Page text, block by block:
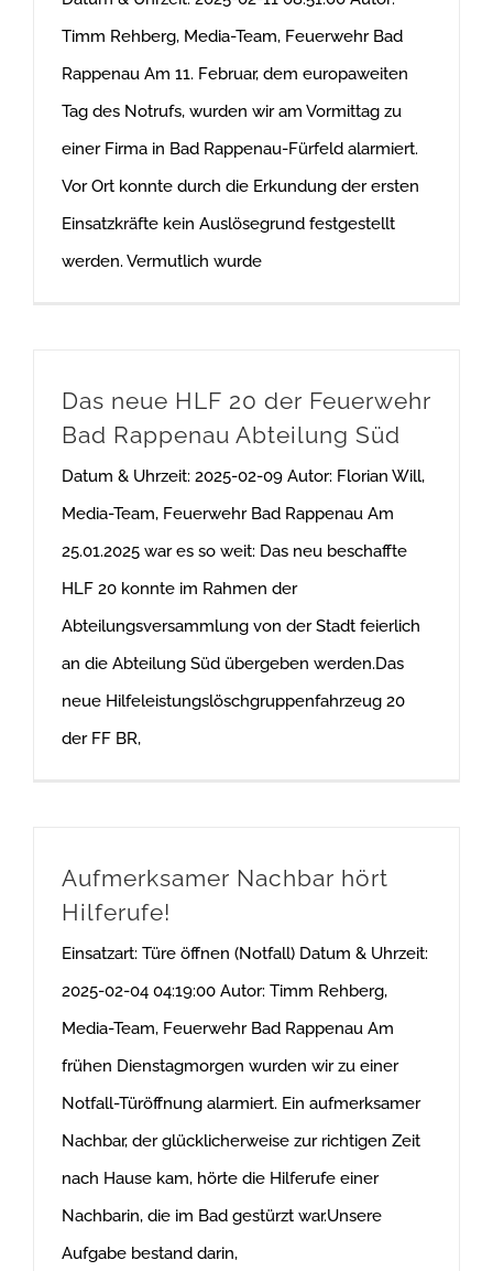
Timm Rehberg, Media-Team, Feuerwehr Bad
Rappenau Am 11. Februar, dem europaweiten
Tag des Notrufs, wurden wir am Vormittag zu
einer Firma in Bad Rappenau-Fürfeld alarmiert.
Vor Ort konnte durch die Erkundung der ersten
Einsatzkräfte kein Auslösegrund festgestellt
werden. Vermutlich wurde
Das neue HLF 20 der Feuerwehr
Bad Rappenau Abteilung Süd
Datum & Uhrzeit: 2025-02-09 Autor: Florian Will,
Media-Team, Feuerwehr Bad Rappenau Am
25.01.2025 war es so weit: Das neu beschaffte
HLF 20 konnte im Rahmen der
Abteilungsversammlung von der Stadt feierlich
an die Abteilung Süd übergeben werden.Das
neue Hilfeleistungslöschgruppenfahrzeug 20
der FF BR,
Aufmerksamer Nachbar hört
Hilferufe!
Einsatzart: Türe öffnen (Notfall) Datum & Uhrzeit:
2025-02-04 04:19:00 Autor: Timm Rehberg,
Media-Team, Feuerwehr Bad Rappenau Am
frühen Dienstagmorgen wurden wir zu einer
Notfall-Türöffnung alarmiert. Ein aufmerksamer
Nachbar, der glücklicherweise zur richtigen Zeit
nach Hause kam, hörte die Hilferufe einer
Nachbarin, die im Bad gestürzt war.Unsere
Aufgabe bestand darin,